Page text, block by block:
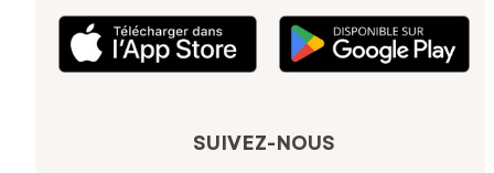
SUIVEZ-NOUS